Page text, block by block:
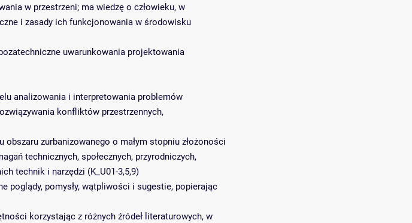
w przestrzeni; ma wiedzę o człowieku, w
i zasady ich funkcjonowania w środowisku
uwarunkowania projektowania
analizowania i interpretowania problemów
konfliktów przestrzennych,
zurbanizowanego o małym stopniu złożoności
technicznych, społecznych, przyrodniczych,
technik i narzędzi (K_U01-3,5,9)
poglądy, pomysły, wątpliwości i sugestie, popierając
korzystając z różnych źródeł literaturowych, w